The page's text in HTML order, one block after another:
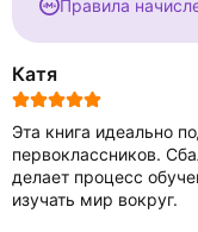
Правила
Катя
Эта книга идеально
первоклассников.
делает процесс
изучать мир вокруг.